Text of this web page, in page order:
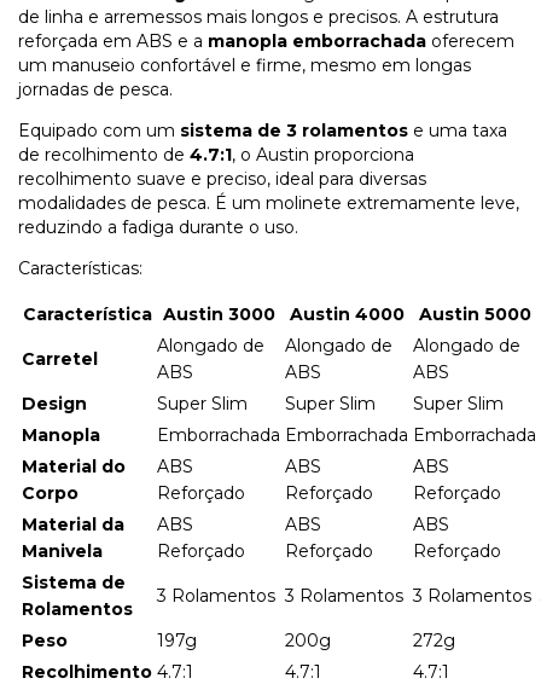
de linha e arremessos mais longos e precisos. A estrutura
reforçada em ABS e a manopla emborrachada oferecem
um manuseio confortável e firme, mesmo em longas
jornadas de pesca.
Equipado com um sistema de 3 rolamentos e uma taxa
de recolhimento de 4.7:1, o Austin proporciona
recolhimento suave e preciso, ideal para diversas
modalidades de pesca. É um molinete extremamente leve,
reduzindo a fadiga durante o uso.
Características:
Característica Austin 3000 Austin 4000 Austin 5000
Carretel
Alongado de
ABS
Alongado de
ABS
Alongado de
ABS
Design
Super Slim Super Slim
Super Slim
Manopla
Emborrachada Emborrachada Emborrachada
Material do
Corpo
ABS
Reforçado
ABS
Reforçado
ABS
Reforçado
Material da
Manivela
ABS
Reforçado
ABS
Reforçado
ABS
Reforçado
Sistema de
Rolamentos
3 Rolamentos 3 Rolamentos 3 Rolamentos
Peso 197g 200g
272g
Recolhimento 4.7:1 4.7:1 4.7:1